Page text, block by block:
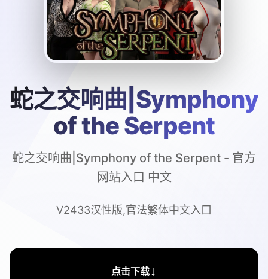
蛇之交响曲|Symphony
of the Serpent
蛇之交响曲|Symphony of the Serpent - 官方
网站入口 中文
V2433汉性版,官法繁体中文入口
点击下载↓